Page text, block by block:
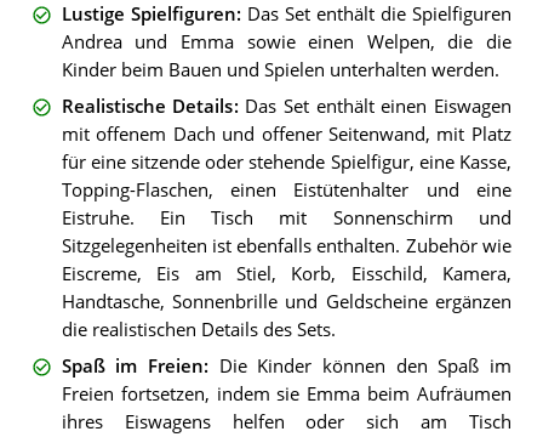
Lustige Spielfiguren: Das Set enthält die Spielfiguren
Andrea und Emma sowie einen Welpen, die die
Kinder beim Bauen und Spielen unterhalten werden.
Realistische Details: Das Set enthält einen Eiswagen
mit offenem Dach und offener Seitenwand, mit Platz
für eine sitzende oder stehende Spielfigur, eine Kasse,
Topping-Flaschen, einen Eistütenhalter und eine
Eistruhe. Ein Tisch mit Sonnenschirm und
Sitzgelegenheiten ist ebenfalls enthalten. Zubehör wie
Eiscreme, Eis am Stiel, Korb, Eisschild, Kamera,
Handtasche, Sonnenbrille und Geldscheine ergänzen
die realistischen Details des Sets.
Spaß im Freien: Die Kinder können den Spaß im
Freien fortsetzen, indem sie Emma beim Aufräumen
ihres Eiswagens helfen oder sich am Tisch